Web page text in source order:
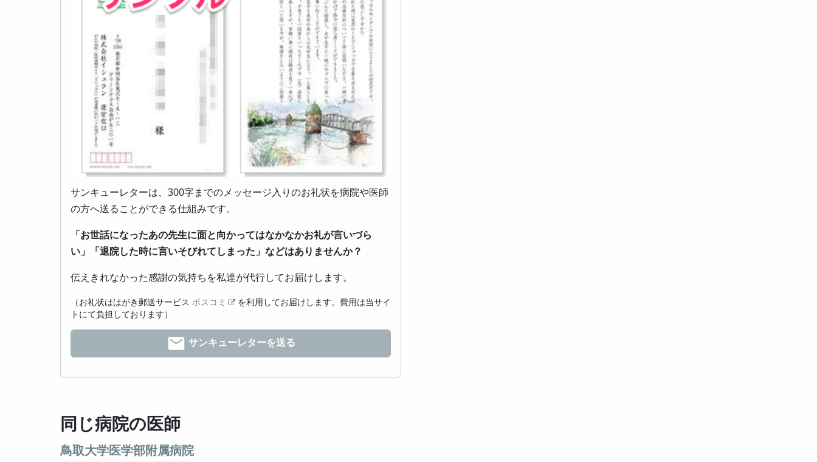
サンキューレターは、300字までのメッセージ入りのお礼状を病院や医師
の方へ送ることができる仕組みです。
「お世話になったあの先生に面と向かってはなかなかお礼が言いづら
い」「退院した時に言いそびれてしまった」などはありませんか？
伝えきれなかった感謝の気持ちを私達が代行してお届けします。
（お礼状ははがき郵送サービス ポスコミ
を利用してお届けします。費用は当サイ
トにて負担しております）
サンキューレターを送る
同じ病院の医師
鳥取大学医学部附属病院